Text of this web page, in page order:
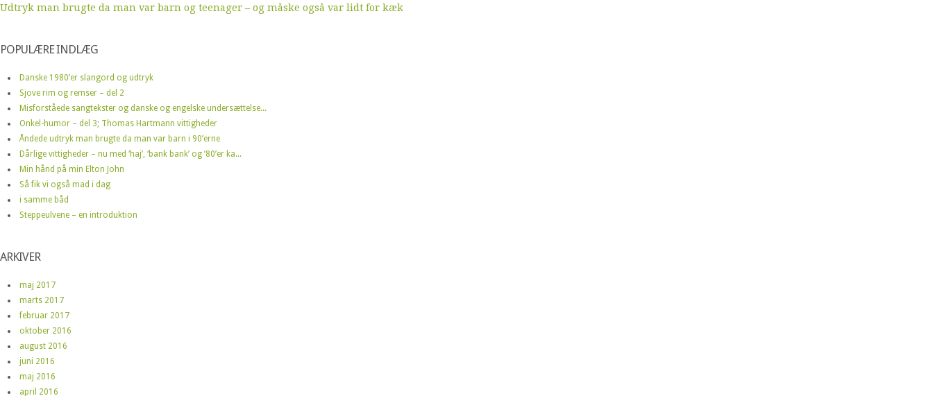
Udtryk man brugte da man var barn og teenager – og måske også var lidt for kæk
POPULÆRE INDLÆG
Danske 1980’er slangord og udtryk
Sjove rim og remser – del 2
Misforståede sangtekster og danske og engelske undersættelse...
Onkel-humor – del 3; Thomas Hartmann vittigheder
Åndede udtryk man brugte da man var barn i 90’erne
Dårlige vittigheder – nu med ‘haj’, ‘bank bank’ og ’80’er ka...
Min hånd på min Elton John
Så fik vi også mad i dag
i samme båd
Steppeulvene – en introduktion
ARKIVER
maj 2017
marts 2017
februar 2017
oktober 2016
august 2016
juni 2016
maj 2016
april 2016